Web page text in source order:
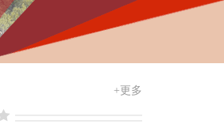
+更多